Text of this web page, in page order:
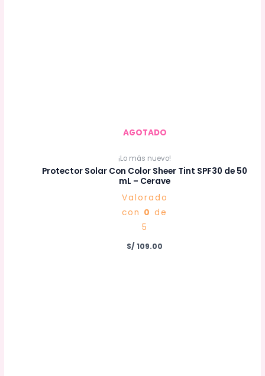
AGOTADO
¡Lo más nuevo!
Protector Solar Con Color Sheer Tint SPF30 de 50
mL – Cerave
Valorado
con 0 de
5
S/ 109.00